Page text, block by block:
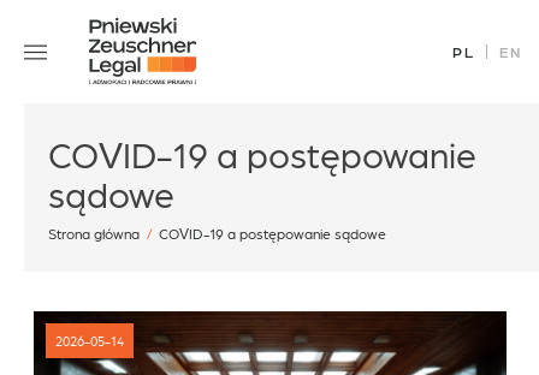
content
Specjalizacje
Aktualności
Kariera
PL EN
COVID-19 a postępowanie
sądowe
Strona główna / COVID-19 a postępowanie sądowe
2026-05-14